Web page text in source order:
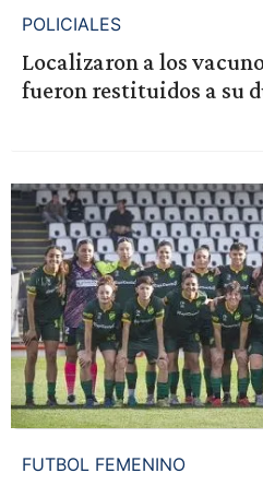
POLICIALES
Localizaron a los
fueron restituidos a su
FUTBOL FEMENINO